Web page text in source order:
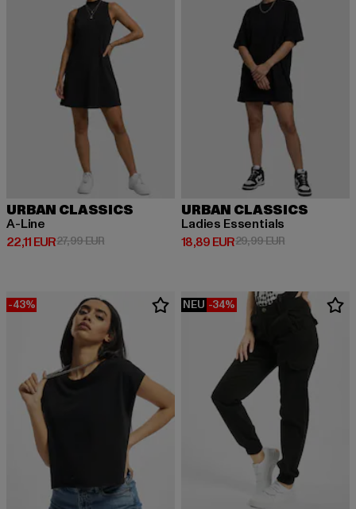
URBAN CLASSICS
A-Line
22,11 EUR
Derzeitiger Preis: 22,11 EUR
27,99 EURAktionspreis: 27,99 EUR
URBAN CLASSICS
Ladies Essentials
18,89 EUR
Derzeitiger Preis: 18,89 EUR
29,99 EURAktionspreis:
-43% NEU -34%